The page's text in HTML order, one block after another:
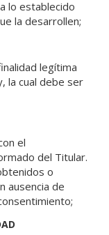
lo establecido
la desarrollen;
legítima
la cual debe ser
el
del Titular.
o
ausencia de